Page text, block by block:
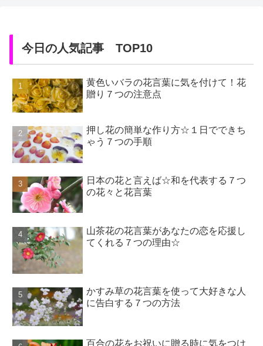
今日の人気記事 TOP10
黄色いバラの花言葉に気を付けて！花
贈り７つの注意点
押し花の簡単な作り方☆１日でできち
ゃう７つの手順
日本の花と言えば☆和を代表する７つ
の花々と花言葉
山茶花の花言葉があなたの恋を応援し
てくれる７つの理由☆
かすみ草の花言葉を使って大好きな人
に告白する７つの方法
百合の花をお祝いに贈る時に気をつけ